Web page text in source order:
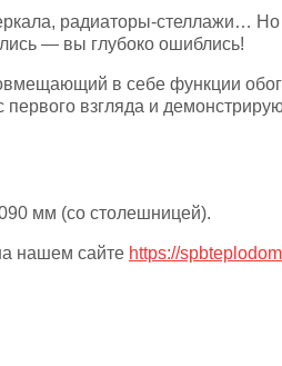
радиаторы-стеллажи…
— вы глубоко ошиблись!
в себе функции
взгляда и
мм (со столешницей).
нашем сайте https://